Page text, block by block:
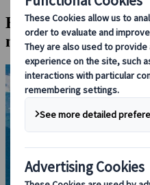
Hajókirándulás
madárlessel